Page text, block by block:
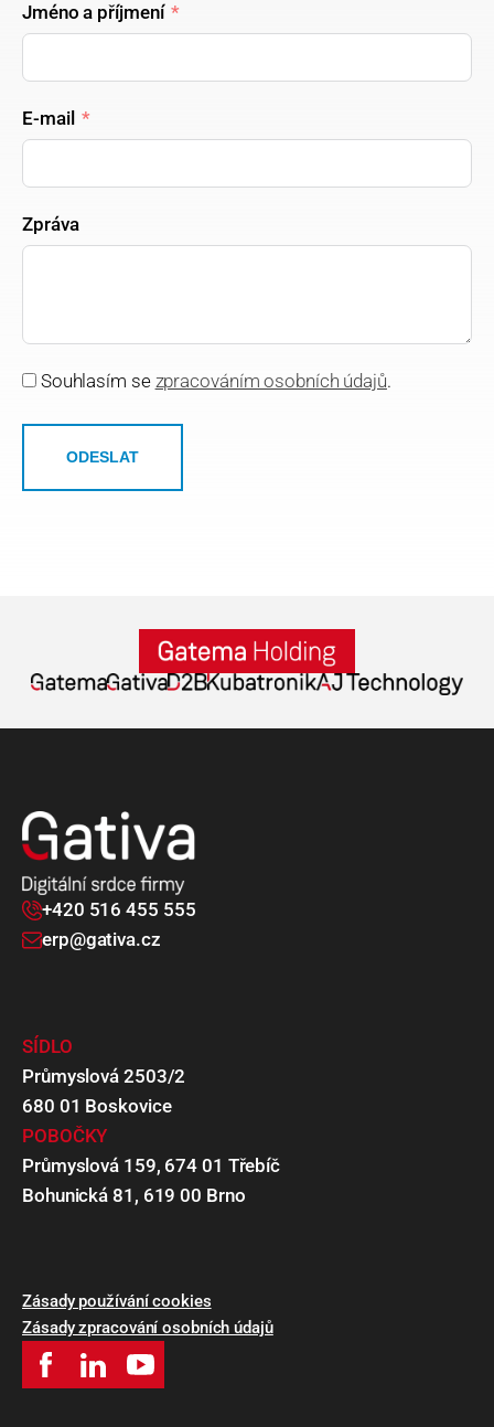
Jméno a příjmení
E-mail
Zpráva
Souhlasím se zpracováním osobních údajů.
ODESLAT
+420 516 455 555
erp@gativa.cz
SÍDLO
Průmyslová 2503/2
680 01 Boskovice
POBOČKY
Průmyslová 159, 674 01 Třebíč
Bohunická 81, 619 00 Brno
Zásady používání cookies
Zásady zpracování osobních údajů